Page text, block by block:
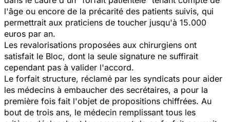
l'âge ou encore de la précarité des patients suivis, qui
permettrait aux praticiens de toucher jusqu'à 15.000
euros par an.
Les revalorisations proposées aux chirurgiens ont
satisfait le Bloc, dont la seule signature ne suffirait
cependant pas à valider l'accord.
Le forfait structure, réclamé par les syndicats pour aider
les médecins à embaucher des secrétaires, a pour la
première fois fait l'objet de propositions chiffrées. Au
bout de trois ans, le médecin remplissant tous les